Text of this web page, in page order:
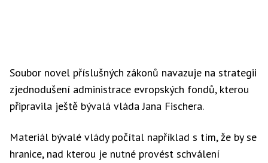
Soubor novel příslušných zákonů navazuje na strategii
zjednodušení administrace evropských fondů, kterou
připravila ještě bývalá vláda Jana Fischera.
Materiál bývalé vlády počítal například s tím, že by se
hranice, nad kterou je nutné provést schválení